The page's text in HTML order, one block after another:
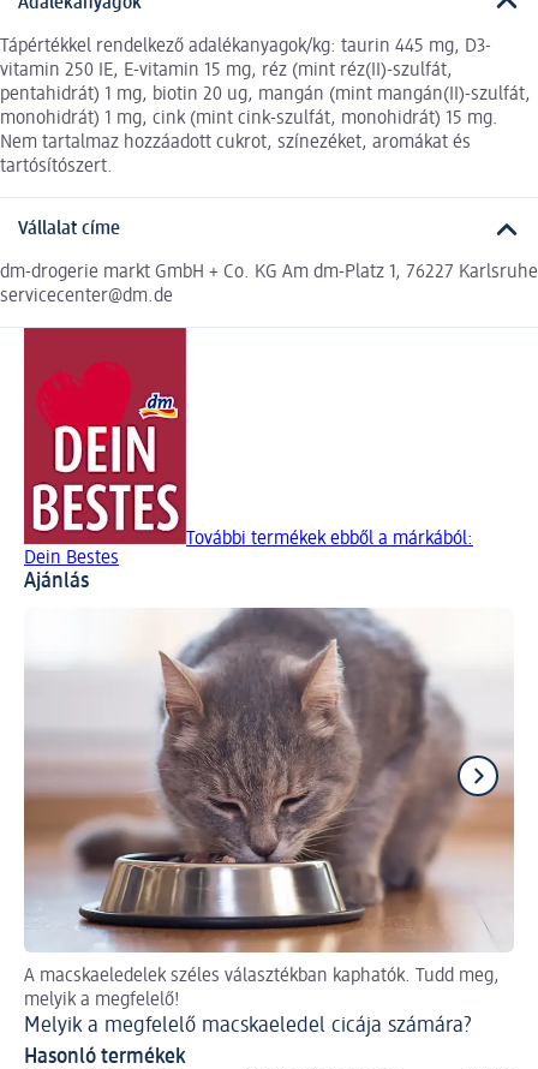
Tápértékkel rendelkező adalékanyagok/kg: taurin 445 mg, D3-
vitamin 250 IE, E-vitamin 15 mg, réz (mint réz(II)-szulfát,
pentahidrát) 1 mg, biotin 20 ug, mangán (mint mangán(II)-szulfát,
monohidrát) 1 mg, cink (mint cink-szulfát, monohidrát) 15 mg.
Nem tartalmaz hozzáadott cukrot, színezéket, aromákat és
tartósítószert.
Vállalat címe
dm-drogerie markt GmbH + Co. KG Am dm-Platz 1, 76227 Karlsruhe
servicecenter@dm.de
További termékek ebből a márkából:
Dein Bestes
Ajánlás
A macskaeledelek széles választékban kaphatók. Tudd meg,
melyik a megfelelő!
Melyik a megfelelő macskaeledel cicája számára?
Hasonló termékek